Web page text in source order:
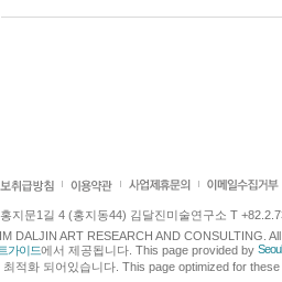
지문1길 4 (홍지동44) 김달진미술연구소 T
DALJIN ART RESEARCH AND CONSULTING.
가이드에서 제공됩니다. This page provided by
적화 되어있습니다. This page optimized for these